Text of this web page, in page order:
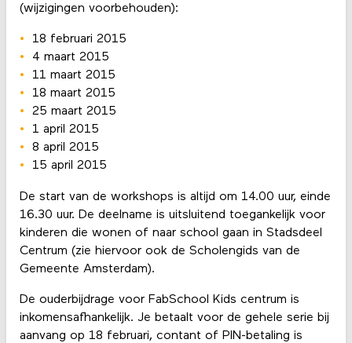
(wijzigingen voorbehouden):
18 februari 2015
4 maart 2015
11 maart 2015
18 maart 2015
25 maart 2015
1 april 2015
8 april 2015
15 april 2015
De start van de workshops is altijd om 14.00 uur, einde
16.30 uur. De deelname is uitsluitend toegankelijk voor
kinderen die wonen of naar school gaan in Stadsdeel
Centrum (zie hiervoor ook de Scholengids van de
Gemeente Amsterdam).
De ouderbijdrage voor FabSchool Kids centrum is
inkomensafhankelijk. Je betaalt voor de gehele serie bij
aanvang op 18 februari, contant of PIN-betaling is